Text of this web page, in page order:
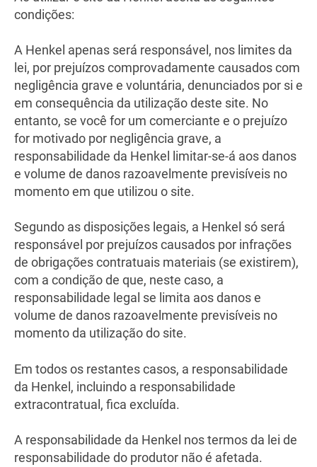
condições:
A Henkel apenas será responsável, nos limites da
lei, por prejuízos comprovadamente causados com
negligência grave e voluntária, denunciados por si e
em consequência da utilização deste site. No
entanto, se você for um comerciante e o prejuízo
for motivado por negligência grave, a
responsabilidade da Henkel limitar-se-á aos danos
e volume de danos razoavelmente previsíveis no
momento em que utilizou o site.
Segundo as disposições legais, a Henkel só será
responsável por prejuízos causados por infrações
de obrigações contratuais materiais (se existirem),
com a condição de que, neste caso, a
responsabilidade legal se limita aos danos e
volume de danos razoavelmente previsíveis no
momento da utilização do site.
Em todos os restantes casos, a responsabilidade
da Henkel, incluindo a responsabilidade
extracontratual, fica excluída.
A responsabilidade da Henkel nos termos da lei de
responsabilidade do produtor não é afetada.